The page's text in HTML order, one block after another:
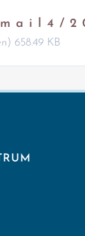
a i l 4 / 2
658.49 KB